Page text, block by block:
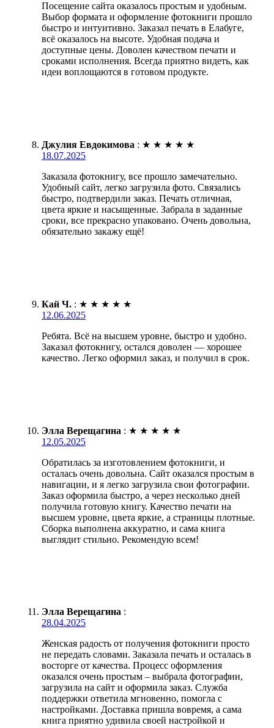
Посещение сайта оказалось простым и удобным.
Выбор формата и оформление фотокниги прошло
быстро и интуитивно. Заказал печать в Елабуге,
всё оказалось на высоте. Удобная подача и
доступные цены. Доволен качеством печати и
сроками исполнения. Всегда приятно видеть, как
идеи воплощаются в готовом продукте.
Джулия Евдокимова : ★ ★ ★ ★ ★
18.07.2025
Заказала фотокнигу, все прошло замечательно.
Удобный сайт, легко загрузила фото. Связались
быстро, подтвердили заказ. Печать отличная,
цвета яркие и насыщенные. Забрала в заданные
сроки, все прекрасно упаковано. Очень довольна,
обязательно закажу ещё!
Кай Ч. : ★ ★ ★ ★ ★
12.06.2025
Ребята. Всё на высшем уровне, быстро и удобно.
Заказал фотокнигу, остался доволен — хорошее
качество. Легко оформил заказ, и получил в срок.
Элла Верещагина : ★ ★ ★ ★ ★
12.05.2025
Обратилась за изготовлением фотокниги, и
осталась очень довольна. Сайт оказался простым в
навигации, и я легко загрузила свои фотографии.
Заказ оформила быстро, а через несколько дней
получила готовую книгу. Качество печати на
высшем уровне, цвета яркие, а страницы плотные.
Сборка выполнена аккуратно, и сама книга
выглядит стильно. Рекомендую всем!
Элла Верещагина :
28.04.2025
Женская радость от получения фотокниги просто
не передать словами. Заказала печать и осталась в
восторге от качества. Процесс оформления
оказался очень простым – выбрала фотографии,
загрузила на сайт и оформила заказ. Служба
поддержки ответила мгновенно, помогла с
настройками. Доставка пришла вовремя, а сама
книга приятно удивила своей настройкой и